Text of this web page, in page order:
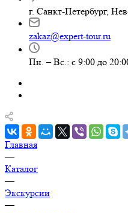
г. Санкт-Петербург,
zakaz@expert-tour.ru
Пн. – Вс.: с 9:00 до
Главная
—
Каталог
—
Экскурсии
—